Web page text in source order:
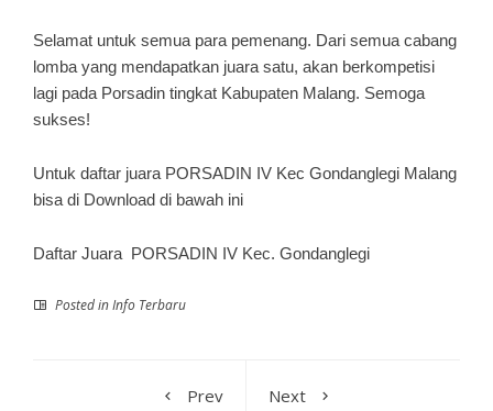
Selamat untuk semua para pemenang. Dari semua cabang
lomba yang mendapatkan juara satu, akan berkompetisi
lagi pada Porsadin tingkat Kabupaten Malang. Semoga
sukses!
Untuk daftar juara PORSADIN IV Kec Gondanglegi Malang
bisa di Download di bawah ini
Daftar Juara PORSADIN IV Kec. Gondanglegi
Posted inInfo Terbaru
Prev
Next